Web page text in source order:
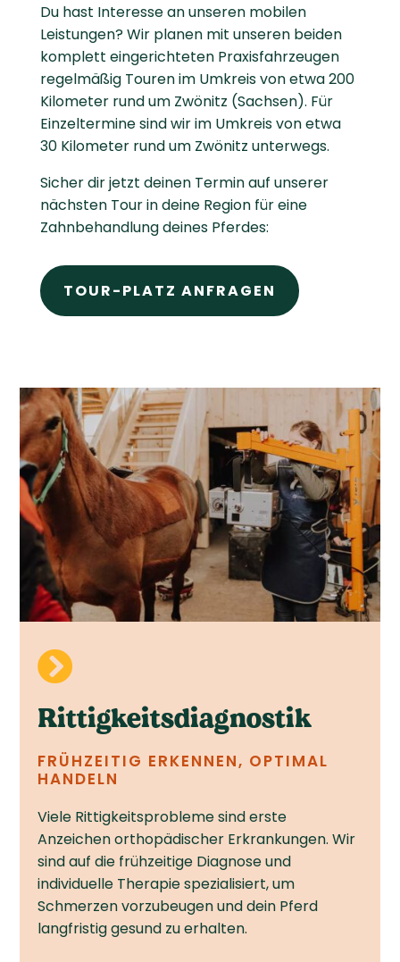
Du hast Interesse an unseren mobilen
Leistungen? Wir planen mit unseren beiden
komplett eingerichteten Praxisfahrzeugen
regelmäßig Touren im Umkreis von etwa 200
Kilometer rund um Zwönitz (Sachsen). Für
Einzeltermine sind wir im Umkreis von etwa
30 Kilometer rund um Zwönitz unterwegs.
Sicher dir jetzt deinen Termin auf unserer
nächsten Tour in deine Region für eine
Zahnbehandlung deines Pferdes:
TOUR-PLATZ ANFRAGEN

Rittig­keits­diagnostik
FRÜHZEITIG ERKENNEN, OPTIMAL
HANDELN
Viele Rittigkeits­probleme sind erste
Anzeichen orthopädischer Erkrankungen. Wir
sind auf die frühzeitige Diagnose und
individuelle Therapie spezialisiert, um
Schmerzen vorzu­beugen und dein Pferd
langfristig gesund zu erhalten.